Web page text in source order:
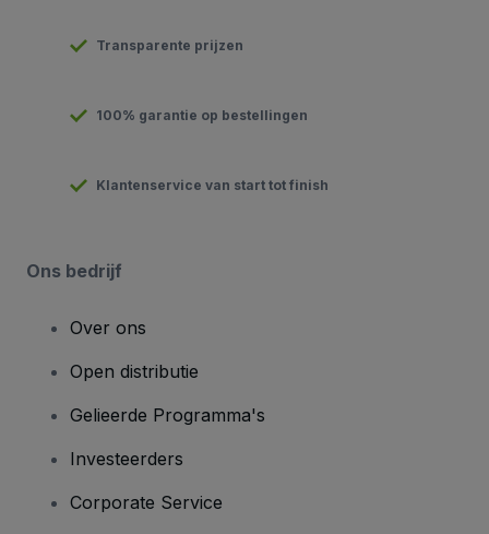
Transparente prijzen
100% garantie op bestellingen
Klantenservice van start tot finish
Ons bedrijf
Over ons
Open distributie
Gelieerde Programma's
Investeerders
Corporate Service